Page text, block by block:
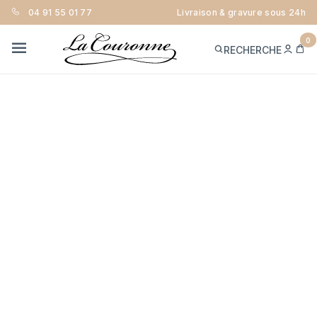
04 91 55 01 77 Livraison & gravure sous 24h
RECHERCHE
ME
0